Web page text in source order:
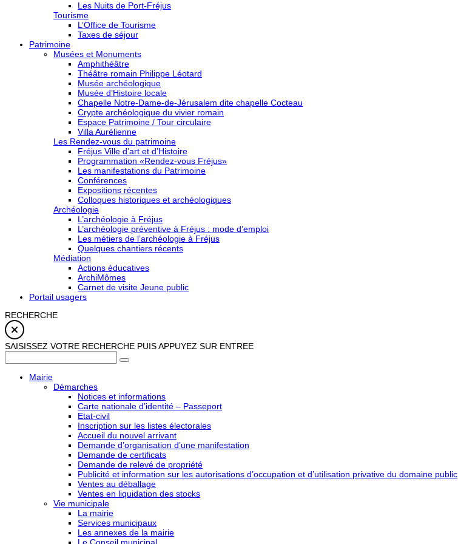
Les Nuits de Port-Fréjus
Tourisme
L’Office de Tourisme
Taxes de séjour
Patrimoine
Musées et Monuments
Amphithéâtre
Théâtre romain Philippe Léotard
Musée archéologique
Musée d’Histoire locale
Chapelle Notre-Dame-de-Jérusalem dite chapelle Cocteau
Crypte archéologique du vivier romain
Espace Patrimoine / Tour circulaire
Villa Aurélienne
Les Rendez-vous du patrimoine
Fréjus Ville d’art et d’Histoire
Programmation «Rendez-vous Fréjus»
Les manifestations du Patrimoine
Conférences
Expositions récentes
Colloques historiques et archéologiques
Archéologie
L’archéologie à Fréjus
L’archéologie préventive à Fréjus : mode d’emploi
Les métiers de l’archéologie à Fréjus
Quelques chantiers récents
Médiation
Actions éducatives
ArchiMômes
Carnet de visite Jeune public
Portail usagers
RECHERCHE
SAISISSEZ VOTRE RECHERCHE PUIS APPUYEZ SUR ENTREE
Mairie
Démarches
Notices et informations
Carte nationale d’identité – Passeport
Etat-civil
Inscription sur les listes électorales
Accueil du nouvel arrivant
Demande d’organisation d’une manifestation
Demande de certificats
Demande de relevé de propriété
Publicité et information sur les autorisations d’occupation et d’utilisation privative du domaine public
Ventes au déballage
Ventes en liquidation des stocks
Vie municipale
La mairie
Services municipaux
Les annexes de la mairie